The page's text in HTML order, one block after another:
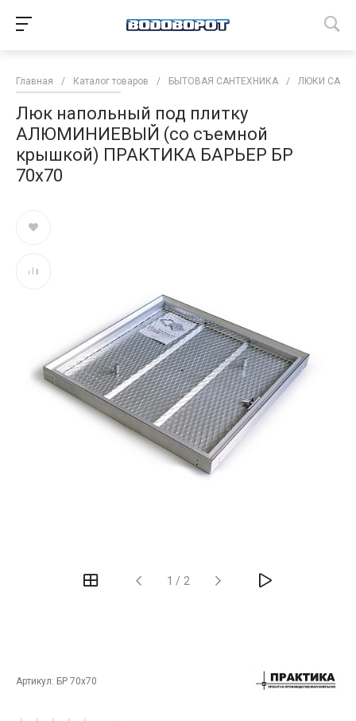
Главная / Каталог товаров / БЫТОВАЯ САНТЕХНИКА / ЛЮКИ
Люк напольный под плитку
АЛЮМИНИЕВЫЙ (со съемной
крышкой) ПРАКТИКА БАРЬЕР БР
70х70
1 / 2
Артикул: БР 70х70